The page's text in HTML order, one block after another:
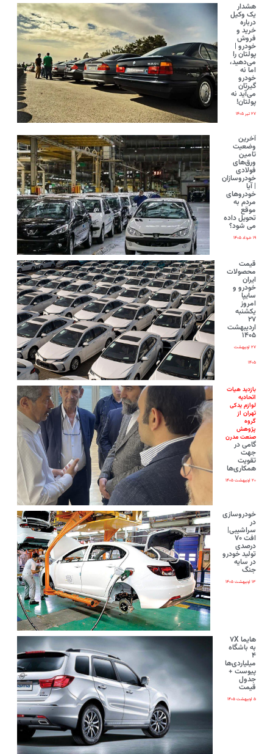
هشدار
یک وکیل
درباره
خرید و
فروش
خودرو |
پولتان را
می‌دهید،
اما نه
خودرو
گیرتان
می‌آید نه
پولتان!
۲۷ تیر ۱۴۰۵
آخرین
وضعیت
تامین
ورق‌های
فولادی
خودروسازان
| آیا
خودروهای
مردم به
موقع
تحویل داده
می شود؟
۱۹ خرداد ۱۴۰۵
قیمت
محصولات
ایران‌
خودرو و
سایپا
امروز
یکشنبه
۲۷
اردیبهشت
۱۴۰۵
۲۷ اردیبهشت
۱۴۰۵
بازدید هیات
اتحادیه
لوازم یدکی
تهران از
گروه
پژوهش
صنعت مدرن
گامی در
جهت
تقویت
همکاری‌ها
۲۰ اردیبهشت ۱۴۰۵
خودروسازی
در
سراشیبی|
افت ۷۰
درصدی
تولید خودرو
در سایه
جنگ
۱۳ اردیبهشت ۱۴۰۵
هایما ۷X
به باشگاه
۴
میلیاردی‌ها
پیوست +
جدول
قیمت
۵ اردیبهشت ۱۴۰۵